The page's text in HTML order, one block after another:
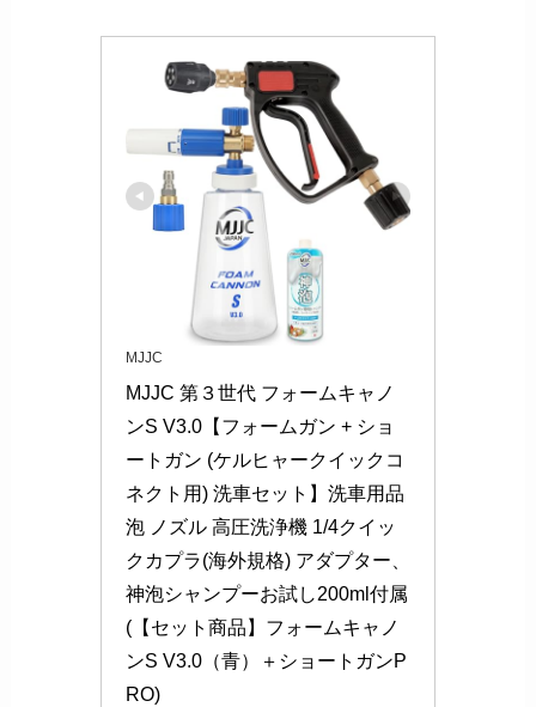
MJJC
MJJC 第３世代 フォームキャノ
ンS V3.0【フォームガン + ショ
ートガン (ケルヒャークイックコ
ネクト用) 洗車セット】洗車用品
泡 ノズル 高圧洗浄機 1/4クイッ
クカプラ(海外規格) アダプター、
神泡シャンプーお試し200ml付属
(【セット商品】フォームキャノ
ンS V3.0（青）＋ショートガンP
RO)